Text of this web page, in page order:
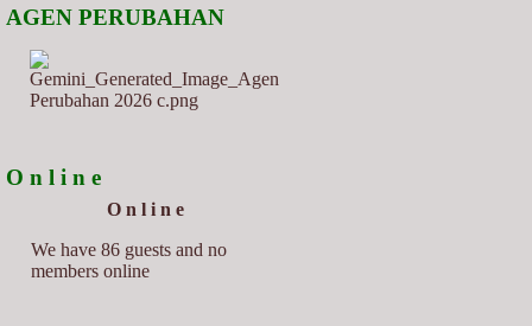
AGEN PERUBAHAN
O n l i n e
O n l i n e
We have 86 guests and no
members online